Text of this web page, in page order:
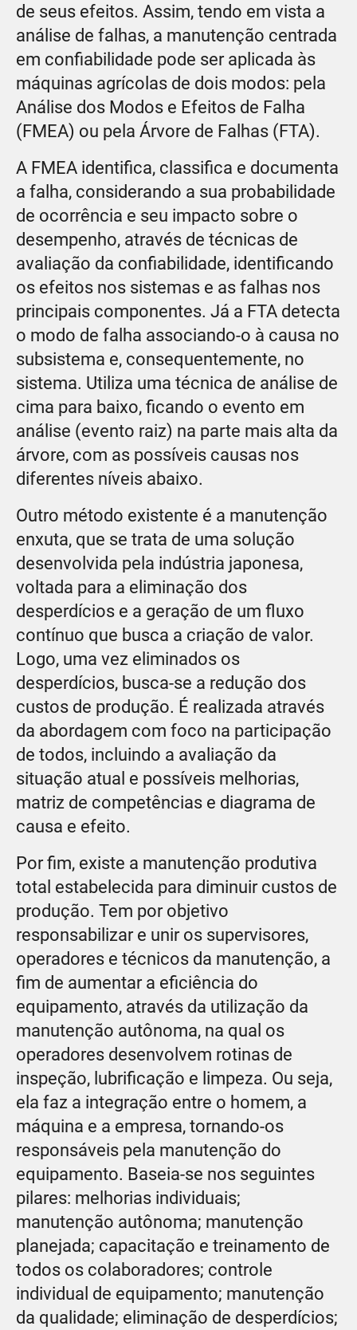
de seus efeitos. Assim, tendo em vista a
análise de falhas, a manutenção centrada
em confiabilidade pode ser aplicada às
máquinas agrícolas de dois modos: pela
Análise dos Modos e Efeitos de Falha
(FMEA) ou pela Árvore de Falhas (FTA).
A FMEA identifica, classifica e documenta
a falha, considerando a sua probabilidade
de ocorrência e seu impacto sobre o
desempenho, através de técnicas de
avaliação da confiabilidade, identificando
os efeitos nos sistemas e as falhas nos
principais componentes. Já a FTA detecta
o modo de falha associando-o à causa no
subsistema e, consequentemente, no
sistema. Utiliza uma técnica de análise de
cima para baixo, ficando o evento em
análise (evento raiz) na parte mais alta da
árvore, com as possíveis causas nos
diferentes níveis abaixo.
Outro método existente é a manutenção
enxuta, que se trata de uma solução
desenvolvida pela indústria japonesa,
voltada para a eliminação dos
desperdícios e a geração de um fluxo
contínuo que busca a criação de valor.
Logo, uma vez eliminados os
desperdícios, busca-se a redução dos
custos de produção. É realizada através
da abordagem com foco na participação
de todos, incluindo a avaliação da
situação atual e possíveis melhorias,
matriz de competências e diagrama de
causa e efeito.
Por fim, existe a manutenção produtiva
total estabelecida para diminuir custos de
produção. Tem por objetivo
responsabilizar e unir os supervisores,
operadores e técnicos da manutenção, a
fim de aumentar a eficiência do
equipamento, através da utilização da
manutenção autônoma, na qual os
operadores desenvolvem rotinas de
inspeção, lubrificação e limpeza. Ou seja,
ela faz a integração entre o homem, a
máquina e a empresa, tornando-os
responsáveis pela manutenção do
equipamento. Baseia-se nos seguintes
pilares: melhorias individuais;
manutenção autônoma; manutenção
planejada; capacitação e treinamento de
todos os colaboradores; controle
individual de equipamento; manutenção
da qualidade; eliminação de desperdícios;